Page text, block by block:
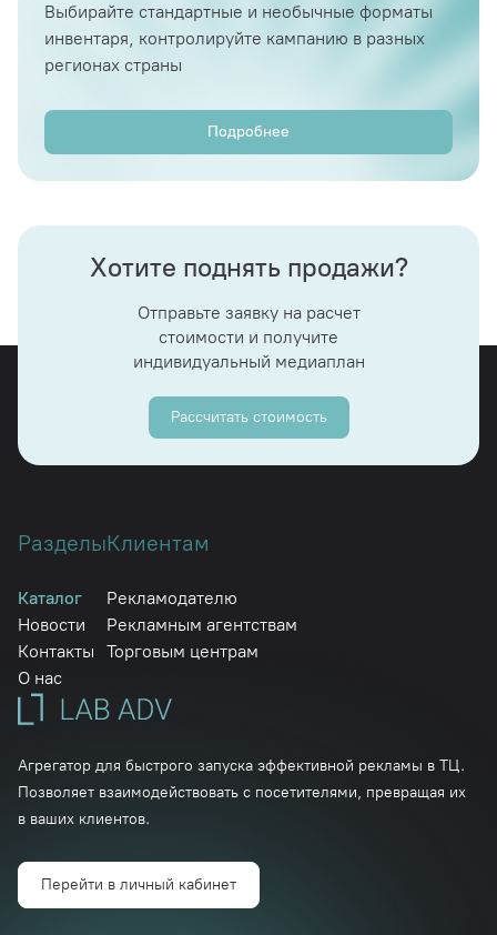
Выбирайте стандартные и необычные форматы
инвентаря, контролируйте кампанию в разных
регионах страны
Подробнее
Хотите поднять продажи?
Отправьте заявку на расчет
стоимости и получите
индивидуальный медиаплан
Рассчитать стоимость
Агрегатор для быстрого запуска эффективной рекламы в ТЦ.
Позволяет взаимодействовать с посетителями, превращая их
в ваших клиентов.
Перейти в личный кабинет
Разделы
Каталог
Новости
Контакты
О нас
Клиентам
Рекламодателю
Рекламным агентствам
Торговым центрам